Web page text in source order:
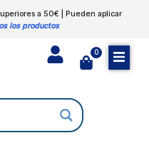
a 50€ | Pueden aplicar
los productos
0
Cart